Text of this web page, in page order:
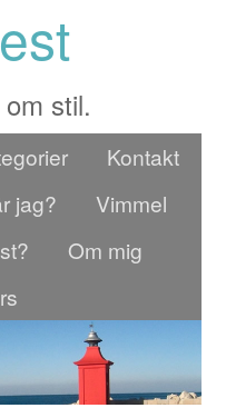
stil.
Kontakt
jag?
Vimmel
Om mig